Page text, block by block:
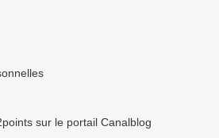
sur le portail Canalblog